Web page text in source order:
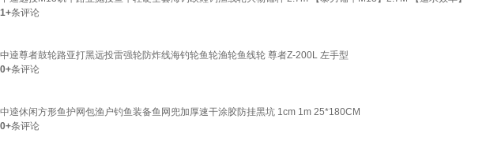
1+条评论
中逵尊者鼓轮路亚打黑远投雷强轮防炸线海钓轮鱼轮渔轮鱼线轮 尊者Z-200L 左手型
0+条评论
中逵休闲方形鱼护网包渔户钓鱼装备鱼网兜加厚速干涂胶防挂黑坑 1cm 1m 25*180CM
0+条评论